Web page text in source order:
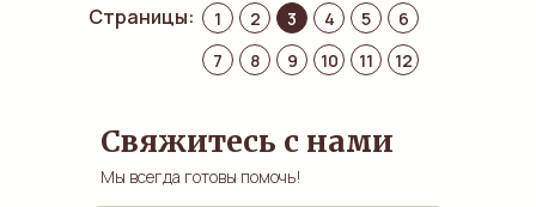
Страницы: 1 2 3 4 5
6
7
8 9 10 11 12
Свяжитесь с нами
Мы всегда готовы помочь!